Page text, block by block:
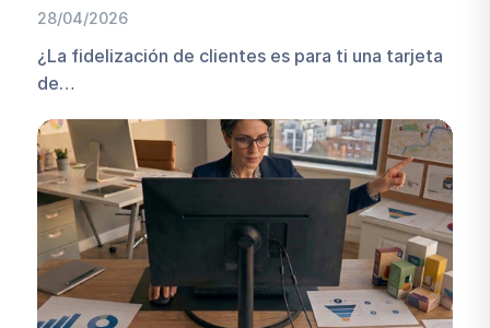
28/04/2026
¿La fidelización de clientes es para ti una tarjeta
de…